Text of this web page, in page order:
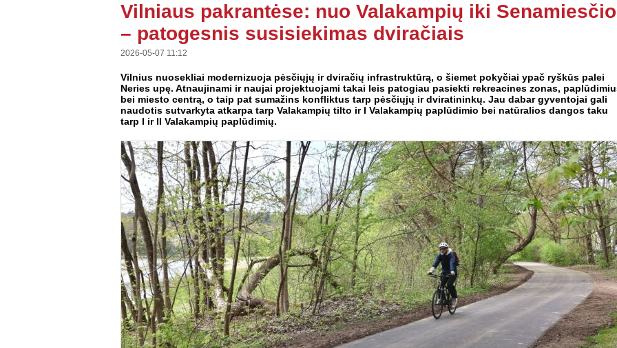
Vilniaus pakrantėse: nuo Valakampių iki Senamiesčio
– patogesnis susisiekimas dviračiais
2026-05-07 11:12
Vilnius nuosekliai modernizuoja pėsčiųjų ir dviračių infrastruktūrą, o šiemet pokyčiai ypač ryškūs palei
Neries upę. Atnaujinami ir naujai projektuojami takai leis patogiau pasiekti rekreacines zonas,
bei miesto centrą, o taip pat sumažins konfliktus tarp pėsčiųjų ir dviratininkų. Jau dabar gyventojai gali
naudotis sutvarkyta atkarpa tarp Valakampių tilto ir I Valakampių paplūdimio bei natūralios dangos taku
tarp I ir II Valakampių paplūdimių.